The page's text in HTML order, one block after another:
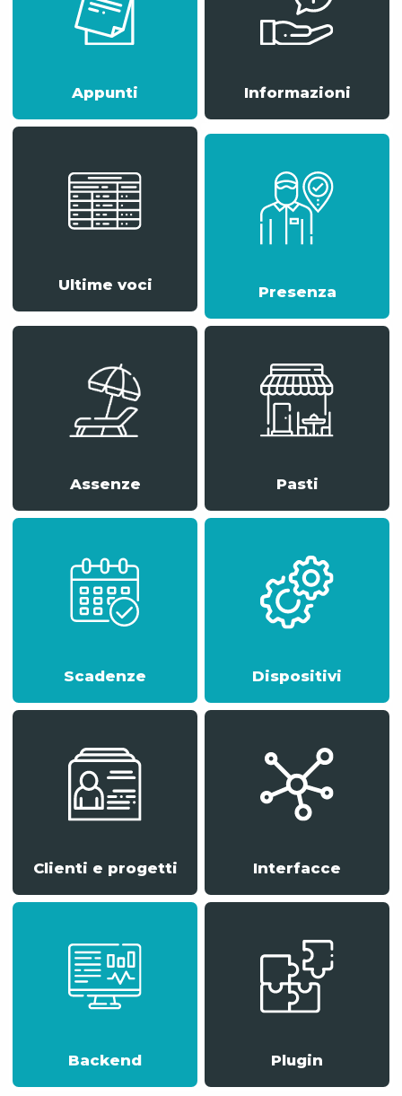
Appunti Informazioni
Ultime voci
Elaborazione paghe
Presenza
Assenze Pasti
Scadenze Dispositivi
Clienti e progetti Interfacce
Backend Plugin